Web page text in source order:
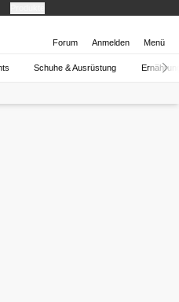
Forum Anmelden Menü
Schuhe & Ausrüstung